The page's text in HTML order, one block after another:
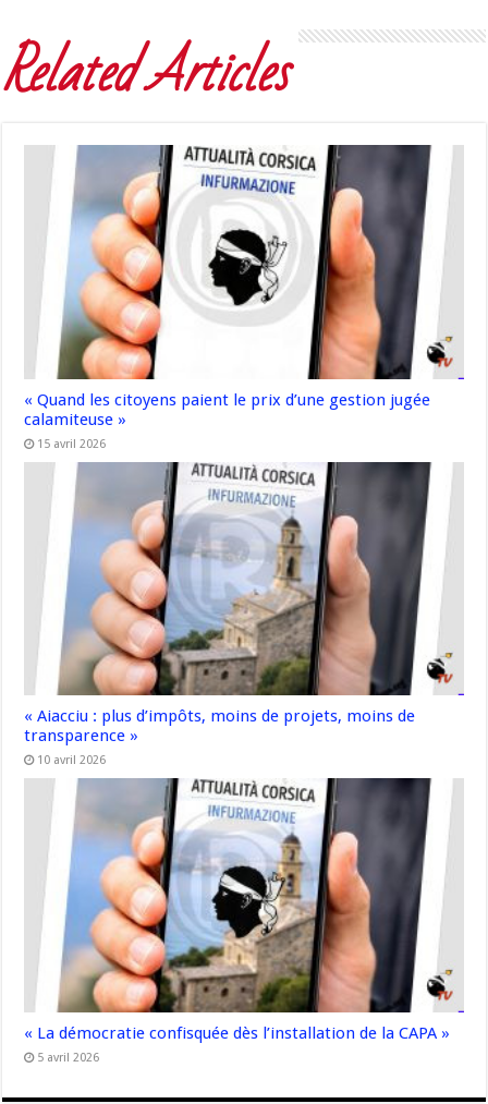
Related Articles
« Quand les citoyens paient le prix d’une gestion jugée
calamiteuse »
15 avril 2026
« Aiacciu : plus d’impôts, moins de projets, moins de
transparence »
10 avril 2026
« La démocratie confisquée dès l’installation de la CAPA »
5 avril 2026